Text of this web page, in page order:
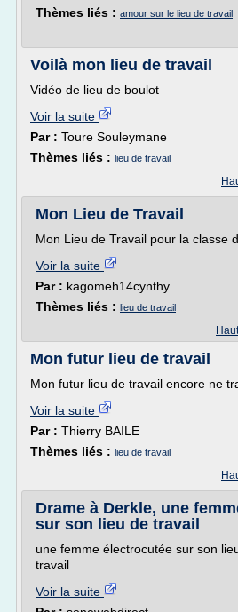
Thèmes liés : amour sur le lieu de travail
Voilà mon lieu de travail
Vidéo de lieu de boulot
Voir la suite
Par : Toure Souleymane
Thèmes liés : lieu de travail
Mon Lieu de Travail
Mon Lieu de Travail pour la classe
Voir la suite
Par : kagomeh14cynthy
Thèmes liés : lieu de travail
Mon futur lieu de travail
Mon futur lieu de travail encore ne
Voir la suite
Par : Thierry BAILE
Thèmes liés : lieu de travail
Drame à Derkle, une
sur son lieu de travail
une femme électrocutée sur son
travail
Voir la suite